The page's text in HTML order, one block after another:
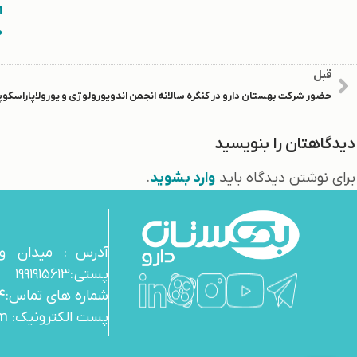
قبل
حضور شرکت بهستان دارو در کنگره سالانه انجمن اندویورولوژی و
دیدگاهتان را بنویسید
برای نوشتن دیدگاه باید وارد بشوید.
پستی :۱۹۹۱۹۱۵۶۱۳
شماره های تماس:
پست الکترونیک: info@behestandarou.com